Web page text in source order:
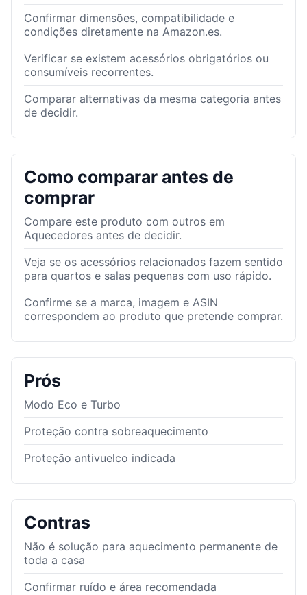
Confirmar dimensões, compatibilidade e
condições diretamente na Amazon.es.
Verificar se existem acessórios obrigatórios ou
consumíveis recorrentes.
Comparar alternativas da mesma categoria antes
de decidir.
Como comparar antes de
comprar
Compare este produto com outros em
Aquecedores antes de decidir.
Veja se os acessórios relacionados fazem sentido
para quartos e salas pequenas com uso rápido.
Confirme se a marca, imagem e ASIN
correspondem ao produto que pretende comprar.
Prós
Modo Eco e Turbo
Proteção contra sobreaquecimento
Proteção antivuelco indicada
Contras
Não é solução para aquecimento permanente de
toda a casa
Confirmar ruído e área recomendada